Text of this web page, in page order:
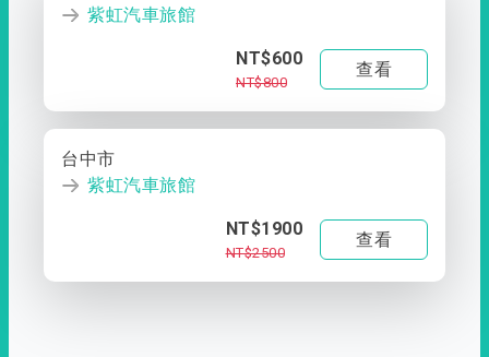
紫虹汽車旅館
NT$600
NT$800
查看
台中市
紫虹汽車旅館
NT$1900
NT$2500
查看